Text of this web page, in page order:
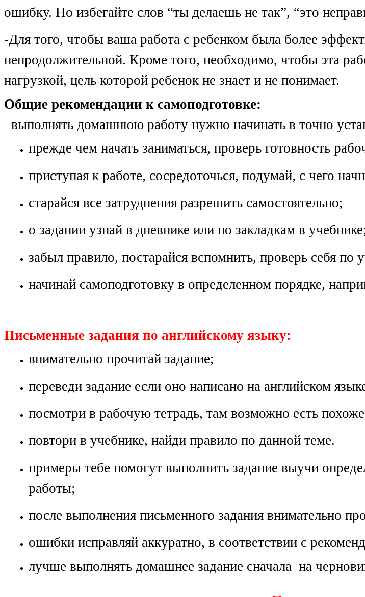
ошибку. Но избегайте слов “ты делаешь не так”, “это
-Для того, чтобы ваша работа с ребенком была более
непродолжительной. Кроме того, необходимо, чтобы эта
нагрузкой, цель которой ребенок не знает и не понимает.
Общие рекомендации к самоподготовке:
выполнять домашнюю работу нужно начинать в точно
прежде чем начать заниматься, проверь готовность
приступая к работе, сосредоточься, подумай, с чего
старайся все затруднения разрешить самостоятельно;
о задании узнай в дневнике или по закладкам в
забыл правило, постарайся вспомнить, проверь себя по
начинай самоподготовку в определенном порядке,
Письменные задания по английскому языку:
внимательно прочитай задание;
переведи задание если оно написано на английском
посмотри в рабочую тетрадь, там возможно есть
повтори в учебнике, найди правило по данной теме.
примеры тебе помогут выполнить задание выучи
работы;
после выполнения письменного задания внимательно
ошибки исправляй аккуратно, в соответствии с
лучше выполнять домашнее задание сначала на